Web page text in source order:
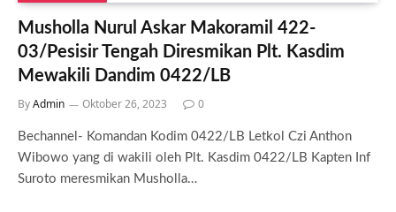
Musholla Nurul Askar Makoramil 422-
03/Pesisir Tengah Diresmikan Plt. Kasdim
Mewakili Dandim 0422/LB
ByAdmin Oktober 26, 2023 0
Bechannel- Komandan Kodim 0422/LB Letkol Czi Anthon
Wibowo yang di wakili oleh Plt. Kasdim 0422/LB Kapten Inf
Suroto meresmikan Musholla…